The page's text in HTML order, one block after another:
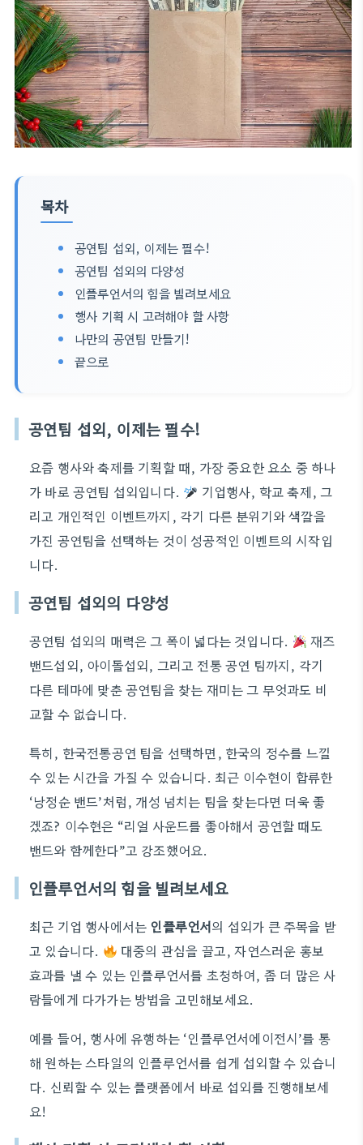
목차
공연팀 섭외, 이제는 필수!
공연팀 섭외의 다양성
인플루언서의 힘을 빌려보세요
행사 기획 시 고려해야 할 사항
나만의 공연팀 만들기!
끝으로
공연팀 섭외, 이제는 필수!
요즘 행사와 축제를 기획할 때, 가장 중요한 요소 중 하나
가 바로 공연팀 섭외입니다.
기업행사, 학교 축제, 그
리고 개인적인 이벤트까지, 각기 다른 분위기와 색깔을
가진 공연팀을 선택하는 것이 성공적인 이벤트의 시작입
니다.
공연팀 섭외의 다양성
공연팀 섭외의 매력은 그 폭이 넓다는 것입니다.
재즈
밴드섭외, 아이돌섭외, 그리고 전통 공연 팀까지, 각기
다른 테마에 맞춘 공연팀을 찾는 재미는 그 무엇과도 비
교할 수 없습니다.
특히, 한국전통공연 팀을 선택하면, 한국의 정수를 느낄
수 있는 시간을 가질 수 있습니다. 최근 이수현이 합류한
‘낭정순 밴드’처럼, 개성 넘치는 팀을 찾는다면 더욱 좋
겠죠? 이수현은 “리얼 사운드를 좋아해서 공연할 때도
밴드와 함께한다”고 강조했어요.
인플루언서의 힘을 빌려보세요
최근 기업 행사에서는 인플루언서의 섭외가 큰 주목을 받
고 있습니다.
대중의 관심을 끌고, 자연스러운 홍보
효과를 낼 수 있는 인플루언서를 초청하여, 좀 더 많은 사
람들에게 다가가는 방법을 고민해보세요.
예를 들어, 행사에 유행하는 ‘인플루언서에이전시’를 통
해 원하는 스타일의 인플루언서를 쉽게 섭외할 수 있습니
다. 신뢰할 수 있는 플랫폼에서 바로 섭외를 진행해보세
요!